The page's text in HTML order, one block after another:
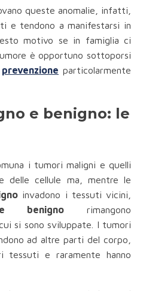
queste anomalie, infatti,
e tendono a manifestarsi in
motivo se in famiglia ci
è opportuno sottoporsi
prevenzione particolarmente
e benigno: le
i tumori maligni e quelli
delle cellule ma, mentre le
invadono i tessuti vicini,
benignorimangono
si sono sviluppate. I tumori
ad altre parti del corpo,
tessuti e raramente hanno